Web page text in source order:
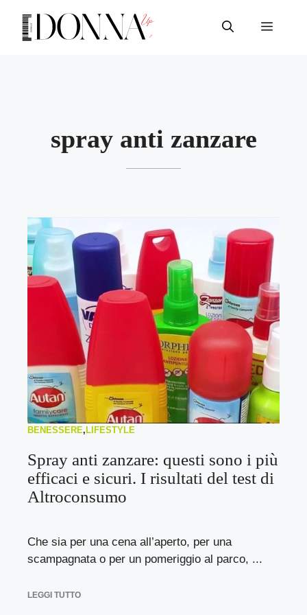
contenuto
Menu
spray anti zanzare
BENESSERE, LIFESTYLE
Spray anti zanzare: questi sono i più
efficaci e sicuri. I risultati del test di
Altroconsumo
Che sia per una cena all’aperto, per una
scampagnata o per un pomeriggio al parco, ...
LEGGI TUTTO